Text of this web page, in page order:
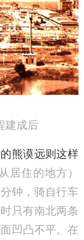
建成后
熊谟远则这样
从居住的地方）
钟，骑自行车
只有南北两条
凹凸不平。在